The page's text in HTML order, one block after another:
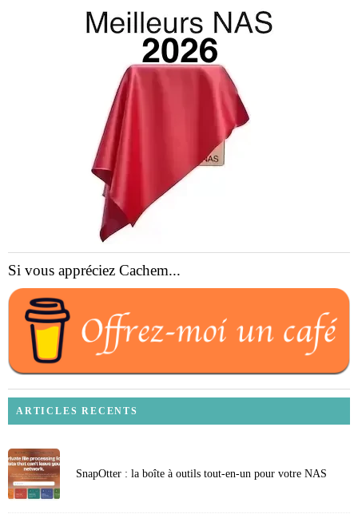
Si vous appréciez Cachem...
ARTICLES RECENTS
SnapOtter : la boîte à outils tout-en-un pour votre NAS